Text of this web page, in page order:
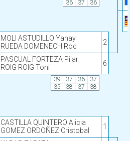
36
37 36
MOLI ASTUDILLO Yanay
RUEDA DOMENECH Roc
2
PASCUAL FORTEZA Pilar
ROIG ROIG Toni
6
39 37 36
37
35
38 37 38
CASTILLA QUINTERO Alicia
GOMEZ ORDOÑEZ Cristobal
1